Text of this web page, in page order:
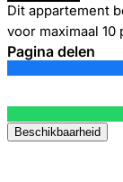
Dit appartement
voor maximaal 10
Pagina delen
Beschikbaarheid